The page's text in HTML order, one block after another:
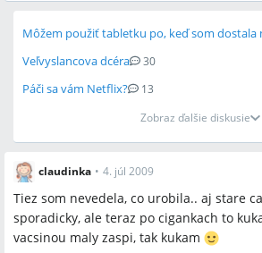
Môžem použiť tabletku po, keď som dostala
Veľvyslancova dcéra 30
Páči sa vám Netflix?
13
Zobraz ďalšie diskusie
claudinka • 4. júl 2009
Tiez som nevedela, co urobila.. aj stare
sporadicky, ale teraz po cigankach to
vacsinou maly zaspi, tak kukam